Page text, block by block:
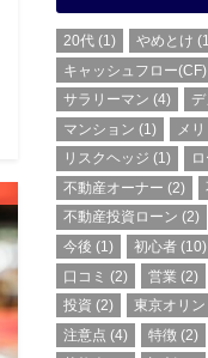
20代 (1) やめとけ
キャッシュフロー(CF)
サラリーマン (4)
マンション (1) メ
リスクヘッジ (1)
不動産オーナー (2)
不動産投資ローン (2)
今後 (1) 初心者 (10)
口コミ (2) 営業 (2)
投資 (2) 東京オリン
注意点 (4) 特徴 (2)